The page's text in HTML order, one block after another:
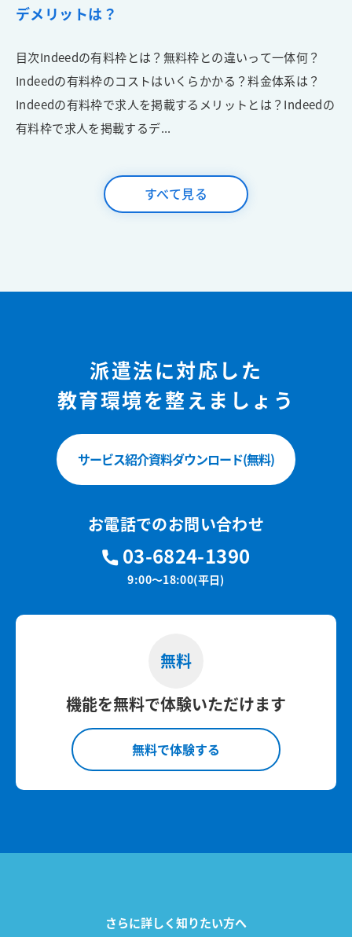
デメリットは？
目次Indeedの有料枠とは？無料枠との違いって一体何？
Indeedの有料枠のコストはいくらかかる？料金体系は？
Indeedの有料枠で求人を掲載するメリットとは？Indeedの
有料枠で求人を掲載するデ...
すべて見る
派遣法に対応した
教育環境を整えましょう
サービス紹介資料ダウンロード(無料)
お電話でのお問い合わせ
03-6824-1390
9:00～18:00(平日)
無料
機能を無料で体験いただけます
無料で体験する
さらに詳しく知りたい方へ